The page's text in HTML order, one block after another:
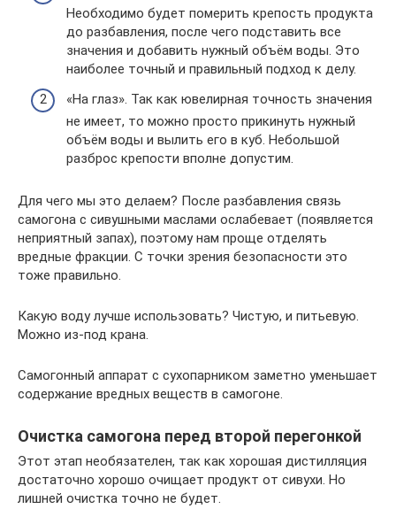
Необходимо будет померить крепость продукта
до разбавления, после чего подставить все
значения и добавить нужный объём воды. Это
наиболее точный и правильный подход к делу.
«На глаз». Так как ювелирная точность значения
не имеет, то можно просто прикинуть нужный
объём воды и вылить его в куб. Небольшой
разброс крепости вполне допустим.
Для чего мы это делаем? После разбавления связь
самогона с сивушными маслами ослабевает (появляется
неприятный запах), поэтому нам проще отделять
вредные фракции. С точки зрения безопасности это
тоже правильно.
Какую воду лучше использовать? Чистую, и питьевую.
Можно из-под крана.
Самогонный аппарат с сухопарником заметно уменьшает
содержание вредных веществ в самогоне.
Очистка самогона перед второй перегонкой
Этот этап необязателен, так как хорошая дистилляция
достаточно хорошо очищает продукт от сивухи. Но
лишней очистка точно не будет.